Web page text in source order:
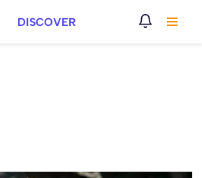
DISCOVER